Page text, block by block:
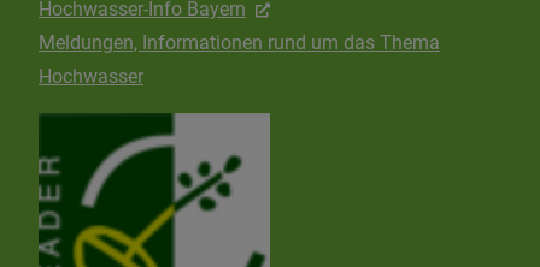
Hochwasser-Info Bayern
Meldungen, Informationen rund um das Thema
Hochwasser